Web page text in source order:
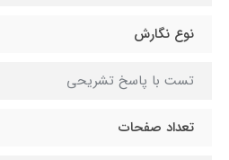
نوع نگارش
تست با پاسخ تشریحی
تعداد صفحات